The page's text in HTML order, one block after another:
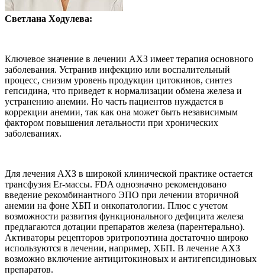
Светлана Ходулева:
Ключевое значение в лечении АХЗ имеет терапия основного
заболевания. Устранив инфекцию или воспалительный
процесс, снизим уровень продукции цитокинов, синтез
гепсидина, что приведет к нормализации обмена железа и
устранению анемии. Но часть пациентов нуждается в
коррекции анемии, так как она может быть независимым
фактором повышения летальности при хронических
заболеваниях.
Для лечения АХЗ в широкой клинической практике остается
трансфузия Er-массы. FDA однозначно рекомендовано
введение рекомбинантного ЭПО при лечении вторичной
анемии на фоне ХБП и онкопатологии. Плюс с учетом
возможности развития функционального дефицита железа
предлагаются дотации препаратов железа (парентерально).
Активаторы рецепторов эритропоэтина достаточно широко
используются в лечении, например, ХБП. В лечение АХЗ
возможно включение антицитокиновых и антигепсидиновых
препаратов.